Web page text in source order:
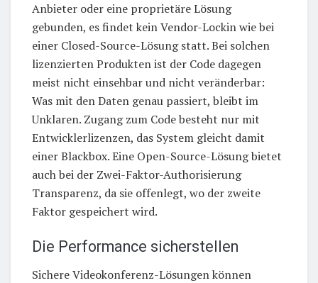
Anbieter oder eine proprietäre Lösung
gebunden, es findet kein Vendor-Lockin wie bei
einer Closed-Source-Lösung statt. Bei solchen
lizenzierten Produkten ist der Code dagegen
meist nicht einsehbar und nicht veränderbar:
Was mit den Daten genau passiert, bleibt im
Unklaren. Zugang zum Code besteht nur mit
Entwicklerlizenzen, das System gleicht damit
einer Blackbox. Eine Open-Source-Lösung bietet
auch bei der Zwei-Faktor-Authorisierung
Transparenz, da sie offenlegt, wo der zweite
Faktor gespeichert wird.
Die Performance sicherstellen
Sichere Videokonferenz-Lösungen können